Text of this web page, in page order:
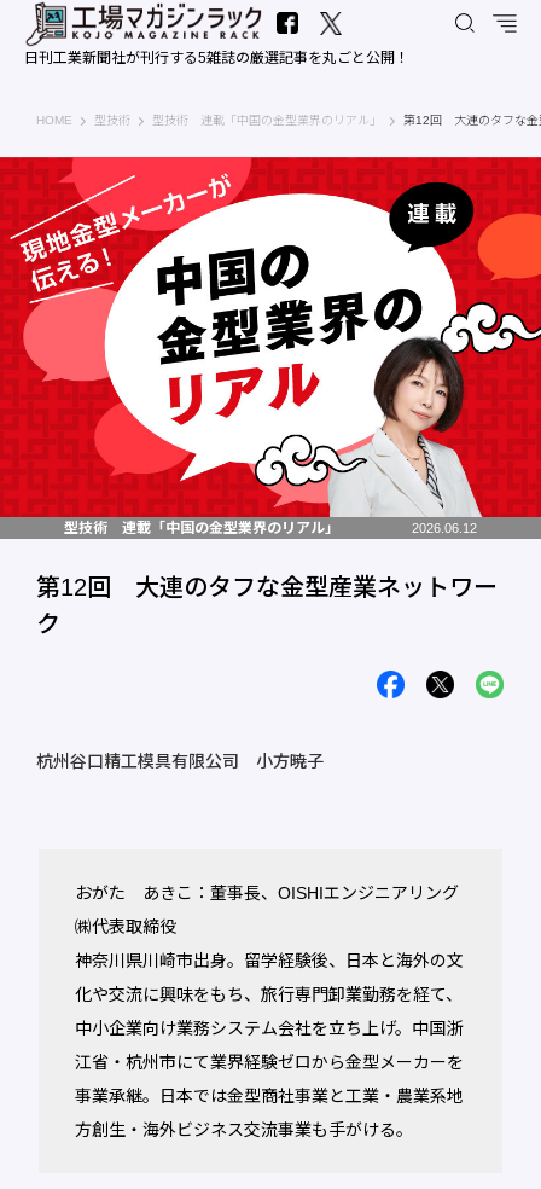
日刊工業新聞社が刊行する5雑誌の厳選記事を丸ごと公開！
HOME 工場マガジンラック｜日刊工業新聞社
型技術 型技術 連載「中国の金型業界のリアル」 第12回 大連のタフな金
型技術 連載「中国の金型業界のリアル」 2026.06.12
第12回 大連のタフな金型産業ネットワー
ク
杭州谷口精工模具有限公司 小方暁子
おがた あきこ：董事長、OISHIエンジニアリング
㈱代表取締役
神奈川県川崎市出身。留学経験後、日本と海外の文
化や交流に興味をもち、旅行専門卸業勤務を経て、
中小企業向け業務システム会社を立ち上げ。中国浙
江省・杭州市にて業界経験ゼロから金型メーカーを
事業承継。日本では金型商社事業と工業・農業系地
方創生・海外ビジネス交流事業も手がける。